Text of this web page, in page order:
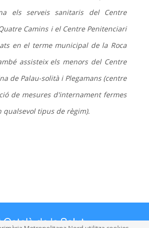
els serveis sanitaris del Centre
Camins i el Centre Penitenciari
en el terme municipal de la Roca
assisteix els menors del Centre
de Palau-solità i Plegamans (centre
de mesures d'internament fermes
qualsevol tipus de règim).